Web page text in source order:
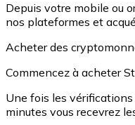
Depuis votre mobile ou
nos plateformes et
Acheter des
Commencez à acheter
Une fois les
minutes vous recevrez